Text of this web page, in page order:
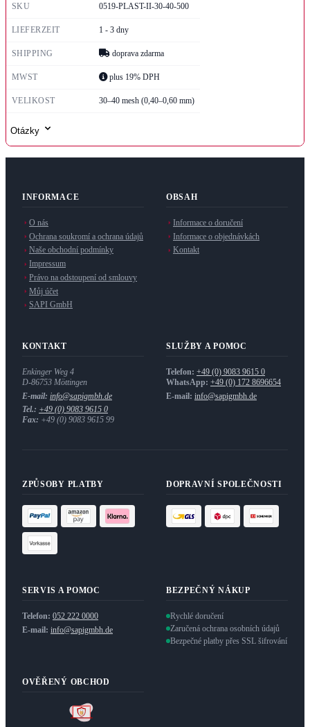
SKU 0519-PLAST-II-30-40-500
LIEFERZEIT 1 - 3 dny
SHIPPING doprava zdarma
MWST plus 19% DPH
VELIKOST 30–40 mesh (0,40–0,60 mm)
Otázky
INFORMACE
O nás
Ochrana soukromí a ochrana údajů
Naše obchodní podmínky
Impressum
Právo na odstoupení od smlouvy
Můj účet
SAPI GmbH
OBSAH
Informace o doručení
Informace o objednávkách
Kontakt
KONTAKT
Enkinger Weg 4
D-86753 Möttingen
E-mail: info@sapigmbh.de
Tel.: +49 (0) 9083 9615 0
Fax: +49 (0) 9083 9615 99
SLUŽBY A POMOC
Telefon: +49 (0) 9083 9615 0
WhatsApp: +49 (0) 172 8696654
E-mail: info@sapigmbh.de
ZPŮSOBY PLATBY DOPRAVNÍ SPOLEČNOSTI
SERVIS A POMOC
Telefon: 052 222 0000
E-mail: info@sapigmbh.de
BEZPEČNÝ NÁKUP
Rychlé doručení
Zaručená ochrana osobních údajů
Bezpečné platby přes SSL šifrování
OVĚŘENÝ OBCHOD